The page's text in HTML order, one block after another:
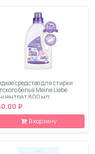
средство для стирки
белья Meine Liebe
800 мл
₽
В корзину